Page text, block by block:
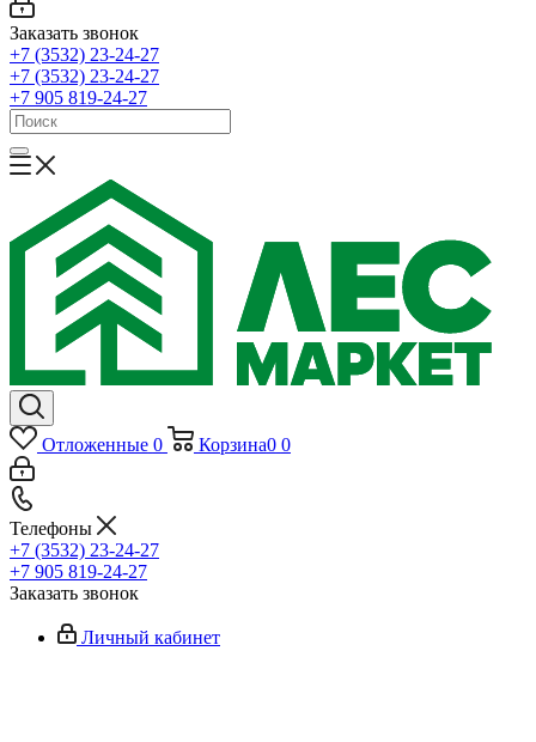
Заказать звонок
+7 (3532) 23-24-27
+7 (3532) 23-24-27
+7 905 819-24-27
Отложенные 0 Корзина0 0
Телефоны
+7 (3532) 23-24-27
+7 905 819-24-27
Заказать звонок
Личный кабинет